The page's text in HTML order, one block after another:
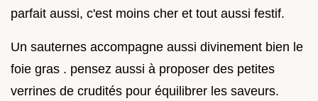
parfait aussi, c'est moins cher et tout aussi festif.
Un sauternes accompagne aussi divinement bien le
foie gras . pensez aussi à proposer des petites
verrines de crudités pour équilibrer les saveurs.